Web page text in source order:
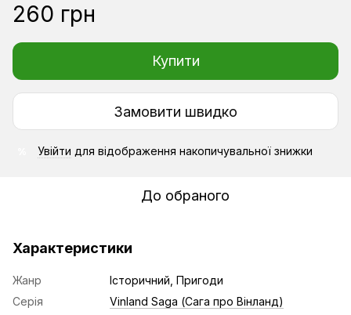
260 грн
Купити
Замовити швидко
Увійти для відображення накопичувальної знижки
До обраного
Характеристики
Жанр
Історичний, Пригоди
Серія
Vinland Saga (Сага про Вінланд)